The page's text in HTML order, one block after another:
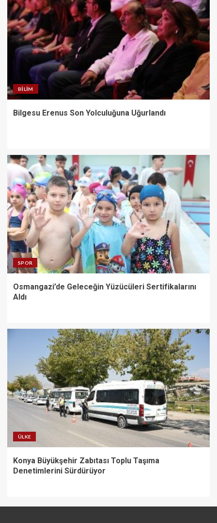
BILIM
Bilgesu Erenus Son Yolculuğuna Uğurlandı
SPOR
Osmangazi’de Geleceğin Yüzücüleri Sertifikalarını
Aldı
ÜLKE
Konya Büyükşehir Zabıtası Toplu Taşıma
Denetimlerini Sürdürüyor